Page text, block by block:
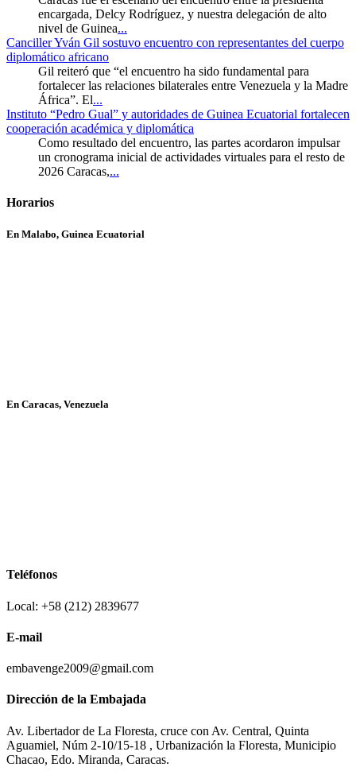
encargada, Delcy Rodríguez, y nuestra delegación de alto
nivel de Guinea...
Canciller Yván Gil sostuvo encuentro con representantes del cuerpo
diplomático africano
Gil reiteró que “el encuentro ha sido fundamental para
fortalecer las relaciones bilaterales entre Venezuela y la Madre
África”. El...
Instituto “Pedro Gual” y autoridades de Guinea Ecuatorial fortalecen
cooperación académica y diplomática
Como resultado del encuentro, las partes acordaron impulsar
un cronograma inicial de actividades virtuales para el resto de
2026 Caracas,...
Horarios
En Malabo, Guinea Ecuatorial
En Caracas, Venezuela
Teléfonos
Local: +58 (212) 2839677
E-mail
embavenge2009@gmail.com
Dirección de la Embajada
Av. Libertador de La Floresta, cruce con Av. Central, Quinta
Aguamiel, Núm 2-10/15-18 , Urbanización la Floresta, Municipio
Chacao, Edo. Miranda, Caracas.